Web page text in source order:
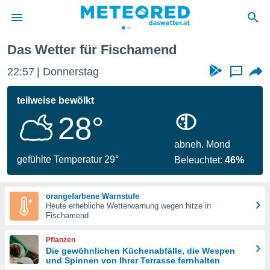
wurde
dass
sind.
diese
Das Wetter für Fischamend
22:57 Donnerstag ...
teilweise bewölkt
28°
gefühlte Temperatur 29°
abneh. Mond
Beleuchtet:46%
orangefarbene Warnstufe
Heute erhebliche Wetterwarnung wegen hitze in
Fischamend
Pflanzen
Die gewöhnlichen Küchenabfälle, die Wespen
und Spinnen von Ihrer Terrasse fernhalten